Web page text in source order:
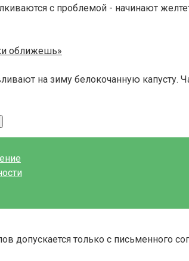
с проблемой - начинают
оближешь»
на зиму белокочанную капусту.
допускается только с письменного